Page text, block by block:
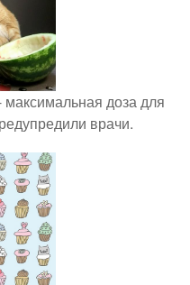
доза для
врачи.